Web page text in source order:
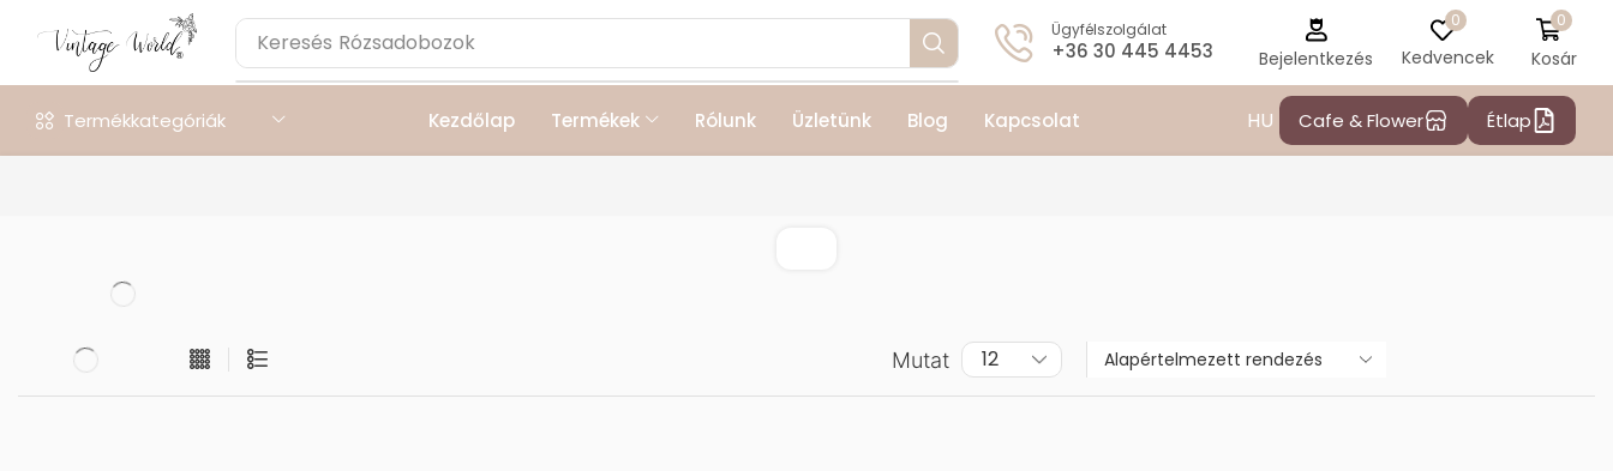
Keresés Rózsadobozok Ügyfélszolgálat
+36 30 445 4453 Bejelentkezés
0
Kedvencek
0
Kosár
Termékkategóriák Kezdőlap Termékek Rólunk Üzletünk Blog Kapcsolat HU Cafe & Flower Étlap
Mutat